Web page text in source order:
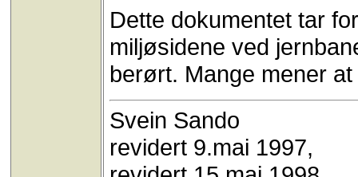
Dette dokumentet tar
miljøsidene ved
berørt. Mange mener
Svein Sando
revidert 9.mai 1997,